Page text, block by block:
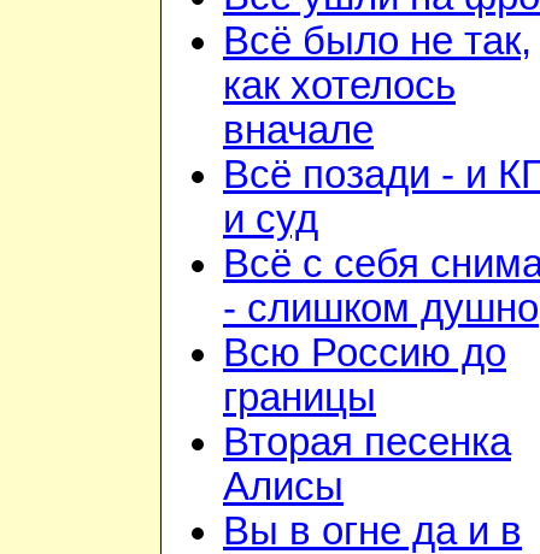
Всё было не так,
как хотелось
вначале
Всё позади - и
и суд
Всё с себя
- слишком душно
Всю Россию до
границы
Вторая песенка
Алисы
Вы в огне да и в